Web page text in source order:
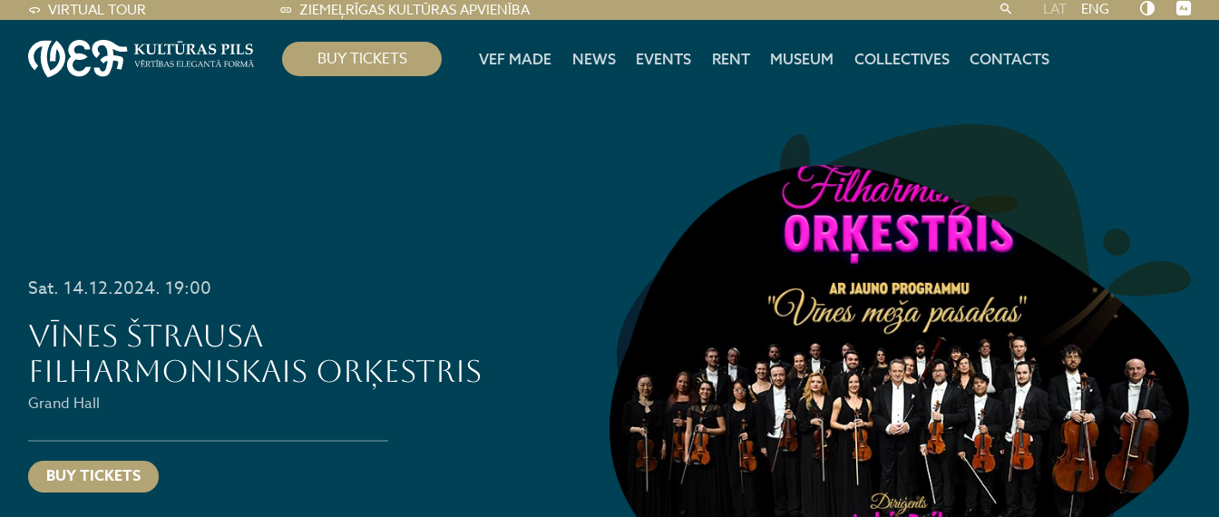
VIRTUAL TOUR ZIEMEĻRĪGAS KULTŪRAS APVIENĪBA LAT ENG
BUY TICKETS VEF MADE NEWS EVENTS RENT MUSEUM COLLECTIVES CONTACTS
Sat. 14.12.2024. 19:00
Vīnes Štrausa
filharmoniskais orķestris
Grand Hall
BUY TICKETS